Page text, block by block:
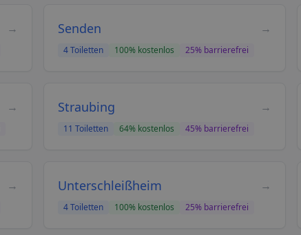
→ Senden →
4Toiletten 100% kostenlos 25% barrierefrei
→ Straubing →
11 Toiletten 64% kostenlos 45% barrierefrei
→ Unterschleißheim →
4Toiletten 100% kostenlos 25% barrierefrei